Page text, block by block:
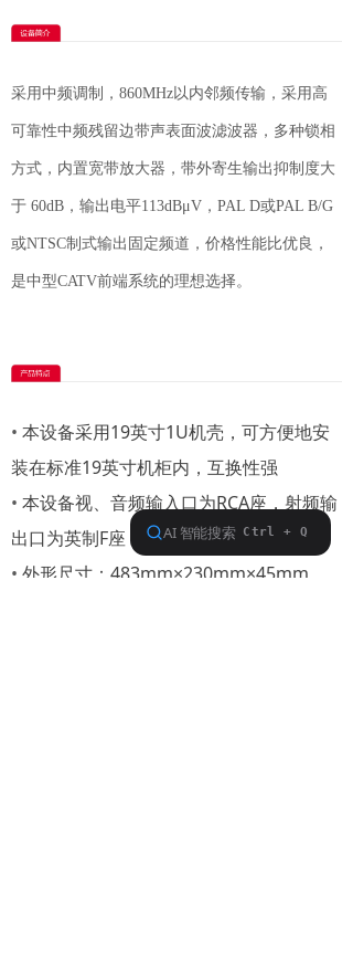
采用中频调制，860MHz以内邻频传输，采用高
可靠性中频残留边带声表面波滤波器，多种锁相
方式，内置宽带放大器，带外寄生输出抑制度大
于 60dB，输出电平113dBμV，PAL D或PAL B/G
或NTSC制式输出固定频道，价格性能比优良，
是中型CATV前端系统的理想选择。
• 本设备采用19英寸1U机壳，可方便地安
装在标准19英寸机柜内，互换性强
• 本设备视、音频输入口为RCA座，射频输
出口为英制F座
• 外形尺寸：483mm×230mm×45mm